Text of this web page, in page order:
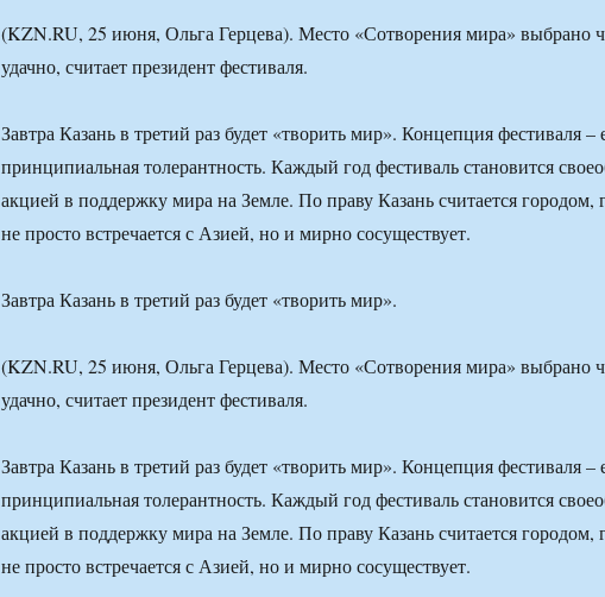
(KZN.RU, 25 июня, Ольга Герцева). Место «Сотворения мира» выбрано
удачно, считает президент фестиваля.
Завтра Казань в третий раз будет «творить мир». Концепция фестиваля –
принципиальная толерантность. Каждый год фестиваль становится
акцией в поддержку мира на Земле. По праву Казань считается городом,
не просто встречается с Азией, но и мирно сосуществует.
Завтра Казань в третий раз будет «творить мир».
(KZN.RU, 25 июня, Ольга Герцева). Место «Сотворения мира» выбрано
удачно, считает президент фестиваля.
Завтра Казань в третий раз будет «творить мир». Концепция фестиваля –
принципиальная толерантность. Каждый год фестиваль становится
акцией в поддержку мира на Земле. По праву Казань считается городом,
не просто встречается с Азией, но и мирно сосуществует.